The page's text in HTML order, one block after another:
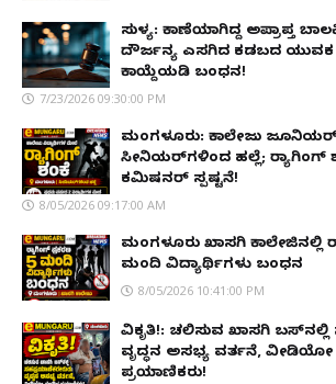
ಸುಳ್ಯ: ಕಾಣೆಯಾಗಿದ್ದ ಅಪ್ರಾಪ್ತ
ದೌರ್ಜನ್ಯ ಎಸಗಿದ ಕಡಬದ
ಕಾಯ್ದೆಯಡಿ ಬಂಧನ!
7/23/2026 09:30:00 PM
ಮಂಗಳೂರು: ಕಾಲೇಜು
ಸೀನಿಯರ್‌ಗಳಿಂದ ಹಲ್ಲೆ; ರ‌್ಯಾಗಿಂಗ್
ಕಮಿಷನರ್ ಸ್ಪಷ್ಟನೆ!
8/05/2026 09:17:00 AM
ಮಂಗಳೂರು ಖಾಸಗಿ ಕಾಲೇಜಿನಲ್ಲಿ
ಮಂದಿ ವಿದ್ಯಾರ್ಥಿಗಳು ಬಂಧನ
8/05/2026 10:41:00 PM
ವಿಕೃತಿ!: ಚಲಿಸುವ ಖಾಸಗಿ ಬಸ್‌ನಲ್ಲಿ
ವೃದ್ಧನ ಅಸಭ್ಯ ವರ್ತನೆ,
ಪ್ರಯಾಣಿಕರು!